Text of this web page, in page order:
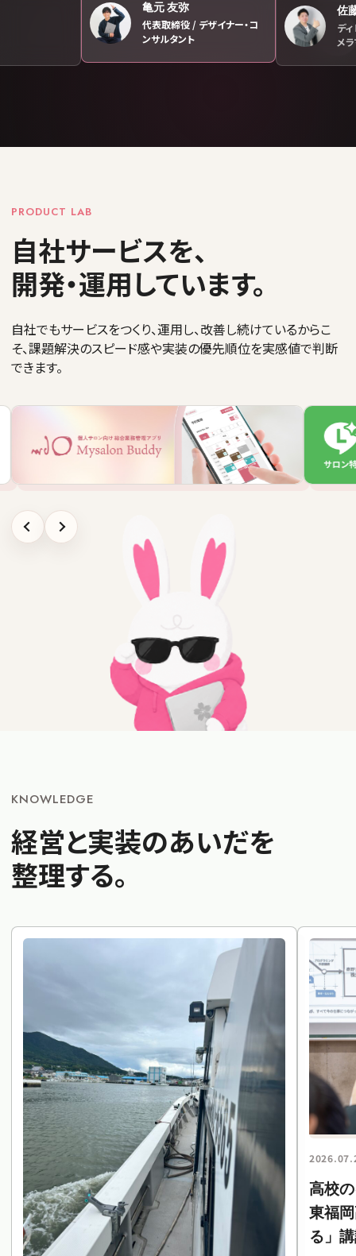
亀元 友弥
代表取締役 / デザイナー・コ
ンサルタント
佐
デ
メ
PRODUCT LAB
自社サービスを、
開発・運用しています。
自社でもサービスをつくり、運用し、改善し続けているからこ
そ、課題解決のスピード感や実装の優先順位を実感値で判断
できます。
KNOWLEDGE
経営と実装のあいだを
整理する。
高校
東福
る」